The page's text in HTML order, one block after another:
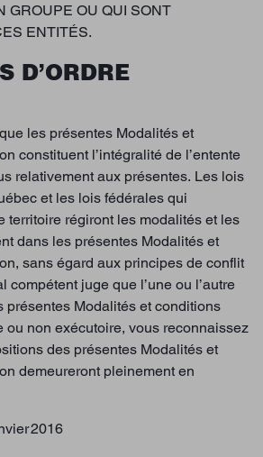
GROUPE OU QUI SONT
ENTITÉS.
D’ORDRE
les présentes Modalités et
constituent l’intégralité de l’entente
relativement aux présentes. Les lois
et les lois fédérales qui
territoire régiront les modalités et les
dans les présentes Modalités et
sans égard aux principes de conflit
compétent juge que l’une ou l’autre
présentes Modalités et conditions
ou non exécutoire, vous reconnaissez
des présentes Modalités et
demeureront pleinement en
2016